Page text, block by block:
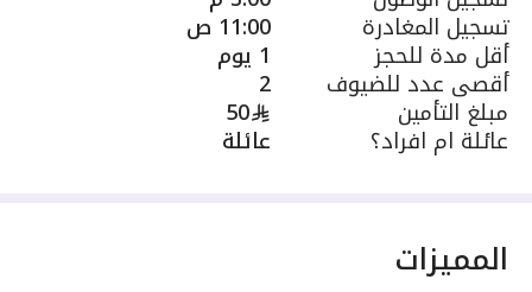
تسجيل المغادرة 11:00 ص
أقل مدة للحجز 1 يوم
أقصى عدد للضيوف 2
مبلغ التأمين 50
عائلة ام افراد؟ عائلة
المميزات